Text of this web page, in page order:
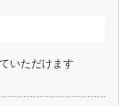
いただけます